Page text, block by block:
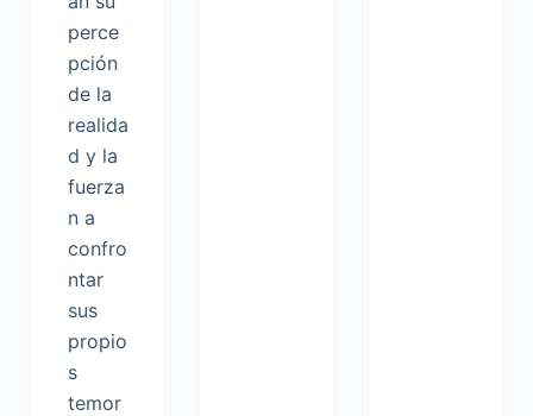
perce
pción
de la
realida
d y la
fuerza
n a
confro
ntar
sus
propio
s
temor